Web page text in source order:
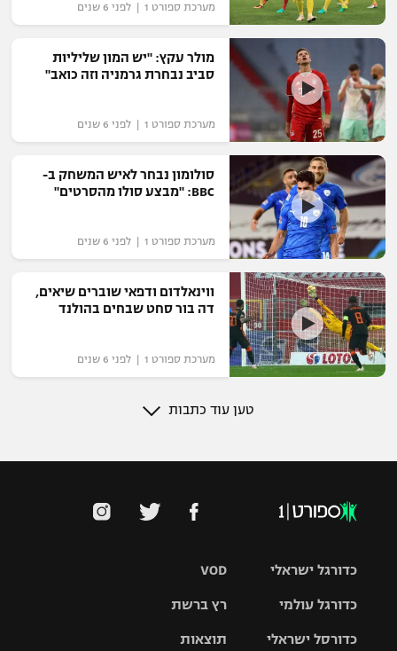
מערכת ספורט 1 | לפני 6 שנים
מולר עקץ: "יש המון שליליות
סביב נבחרת גרמניה וזה כואב"
מערכת ספורט 1 | לפני 6 שנים
סולומון נבחר לאיש המשחק ב-
BBC: "מבצע סולו מהסרטים"
מערכת ספורט 1 | לפני 6 שנים
ווינאלדום ודפאי שוברים שיאים,
דה בור סחט שבחים בהולנד
מערכת ספורט 1 | לפני 6 שנים
טען עוד כתבות
VOD
רץ ברשת
תוצאות
כדורגל ישראלי
כדורגל עולמי
כדורסל ישראלי